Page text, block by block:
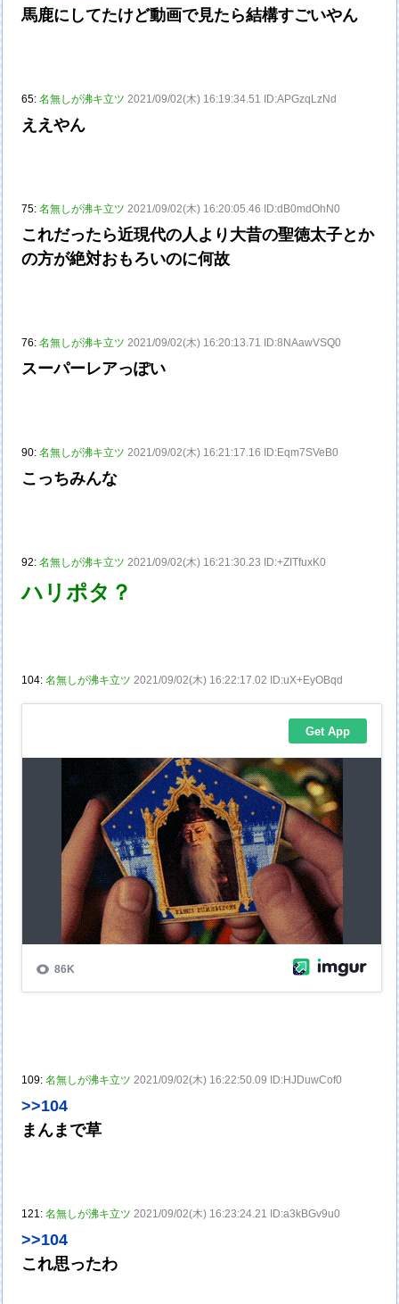
馬鹿にしてたけど動画で見たら結構すごいやん
65:名無しが沸キ立ツ 2021/09/02(木) 16:19:34.51 ID:APGzqLzNd
ええやん
75:名無しが沸キ立ツ 2021/09/02(木) 16:20:05.46 ID:dB0mdOhN0
これだったら近現代の人より大昔の聖徳太子とか
の方が絶対おもろいのに何故
76:名無しが沸キ立ツ 2021/09/02(木) 16:20:13.71 ID:8NAawVSQ0
スーパーレアっぽい
90:名無しが沸キ立ツ 2021/09/02(木) 16:21:17.16 ID:Eqm7SVeB0
こっちみんな
92:名無しが沸キ立ツ 2021/09/02(木) 16:21:30.23 ID:+ZITfuxK0
ハリポタ？
104:名無しが沸キ立ツ 2021/09/02(木) 16:22:17.02 ID:uX+EyOBqd
109:名無しが沸キ立ツ 2021/09/02(木) 16:22:50.09 ID:HJDuwCof0
>>104
まんまで草
121:名無しが沸キ立ツ 2021/09/02(木) 16:23:24.21 ID:a3kBGv9u0
>>104
これ思ったわ